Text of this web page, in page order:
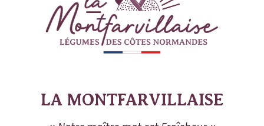
LA MONTFARVILLAISE